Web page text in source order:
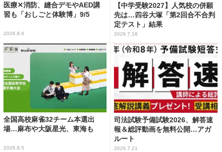
医療✕消防、縫合デモやAED講
習も「おしごと体験博」9/5
2026.8.6
【中学受験2027】人気校の併願
先は…四谷大塚「第2回合不合判
定テスト」結果
2026.7.16
全国高校麻雀32チーム本選出
場…麻布や大阪星光、東海も
2026.8.5
司法試験予備試験2026、解答速
報＆総評動画を無料公開…アガ
ルート
2026.7.21